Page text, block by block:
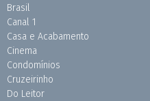
Brasil
Canal 1
Casa e Acabamento
Cinema
Condomínios
Cruzeirinho
Do Leitor